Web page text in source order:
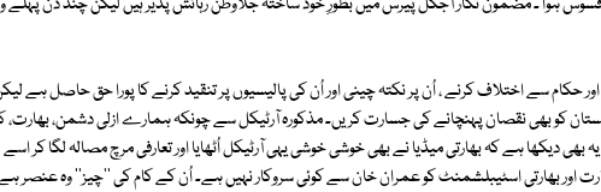
حکام سے اختلاف کرنے ، اُن پر نکتہ چینی اور اُن کی پالیسیوں پر تنقید کرنے کا پورا حق حاصل ہے
کو بھی نقصان پہنچانے کی جسارت کریں۔ مذکورہ آرٹیکل سے چونکہ ہمارے ازلی دشمن،
بھی دیکھا ہے کہ بھارتی میڈیا نے بھی خوشی خوشی یہی آرٹیکل اُٹھایا اور تعارفی مرچ مصالہ لگا کر
اور بھارتی اسٹیبلشمنٹ کو عمران خان سے کوئی سروکار نہیں ہے۔ اُن کے کام کی ''چیز'' وہ عنصر